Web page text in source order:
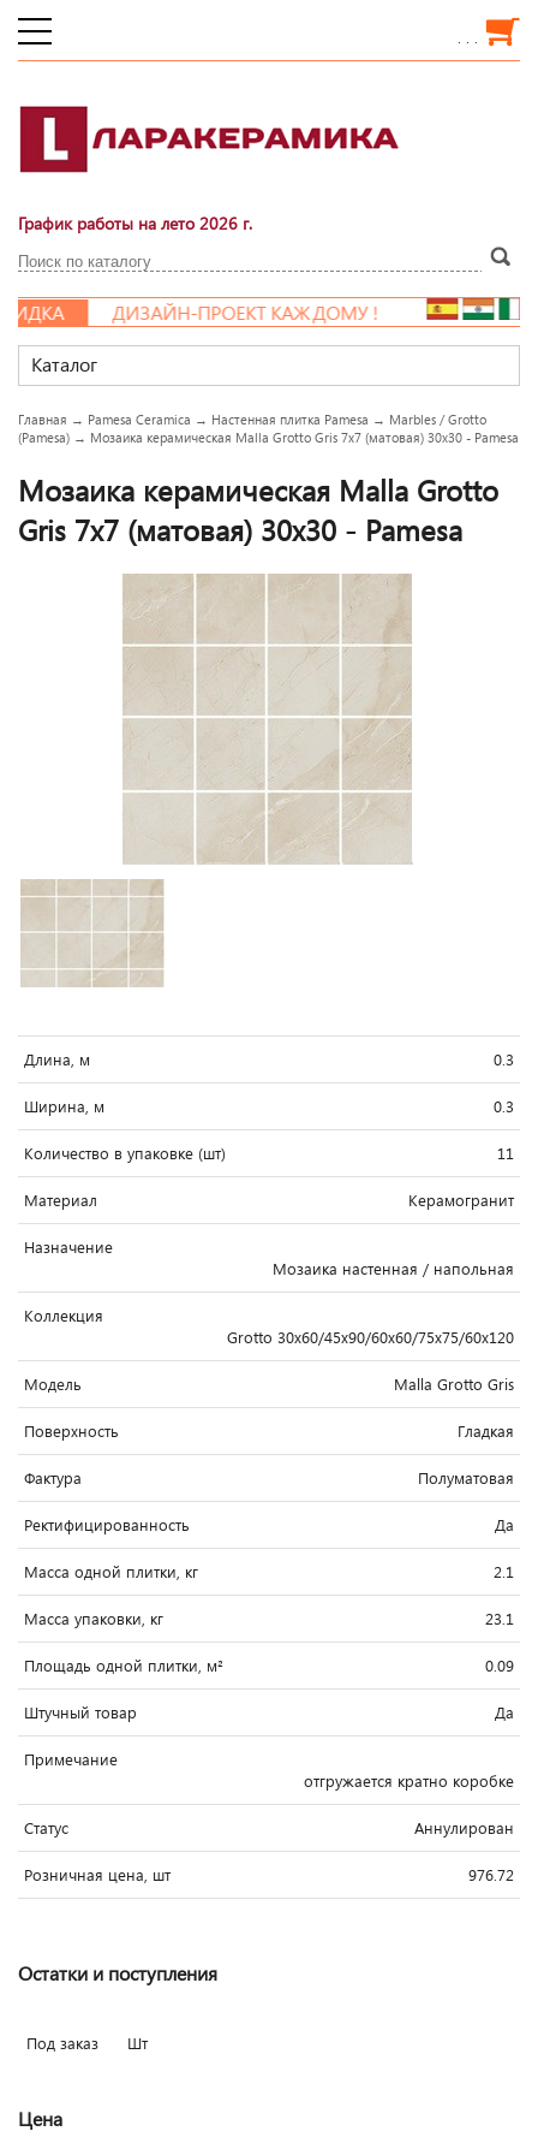
. . .
График работы на лето 2026 г.
ДИЗАЙН-ПРОЕКТ КАЖДОМУ !
Каталог
Главная → Pamesa Ceramica → Настенная плитка Pamesa → Marbles / Grotto
(Pamesa) → Мозаика керамическая Malla Grotto Gris 7x7 (матовая) 30x30 - Pamesa
Мозаика керамическая Malla Grotto
Gris 7x7 (матовая) 30x30 - Pamesa
Длина, м 0.3
Ширина, м 0.3
Количество в упаковке (шт) 11
Материал Керамогранит
Назначение
Мозаика настенная / напольная
Коллекция
Grotto 30x60/45x90/60x60/75x75/60x120
Модель Malla Grotto Gris
Поверхность Гладкая
Фактура Полуматовая
Ректифицированность Да
Масса одной плитки, кг 2.1
Масса упаковки, кг 23.1
Площадь одной плитки, м² 0.09
Штучный товар Да
Примечание
отгружается кратно коробке
Статус Аннулирован
Розничная цена, шт 976.72
Остатки и поступления
Под заказ Шт
Цена